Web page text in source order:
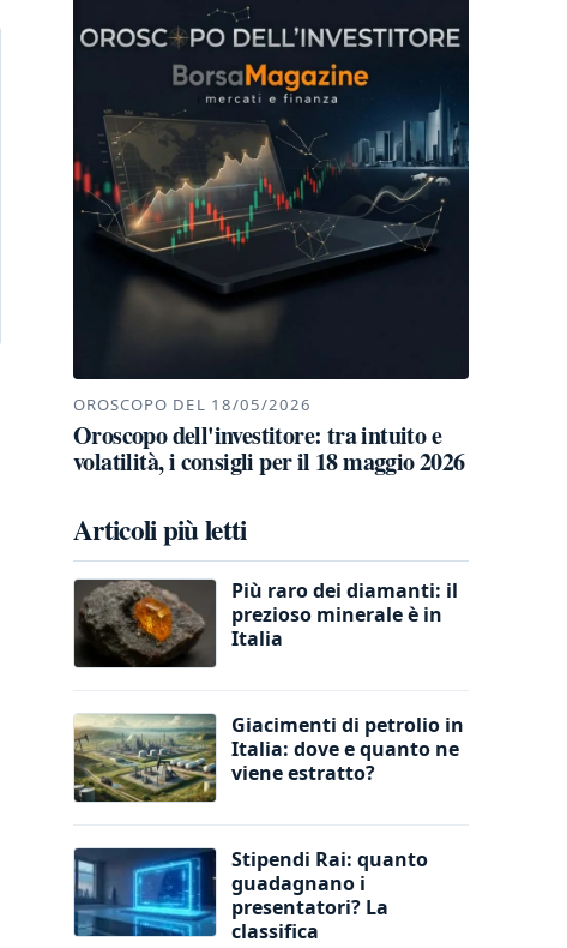
OROSCOPO DEL 18/05/2026
Oroscopo dell'investitore: tra intuito e
volatilità, i consigli per il 18 maggio 2026
Articoli più letti
Più raro dei diamanti: il
prezioso minerale è in
Italia
Giacimenti di petrolio in
Italia: dove e quanto ne
viene estratto?
Stipendi Rai: quanto
guadagnano i
presentatori? La
classifica